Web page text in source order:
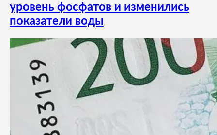
уровень фосфатов и изменились
показатели воды